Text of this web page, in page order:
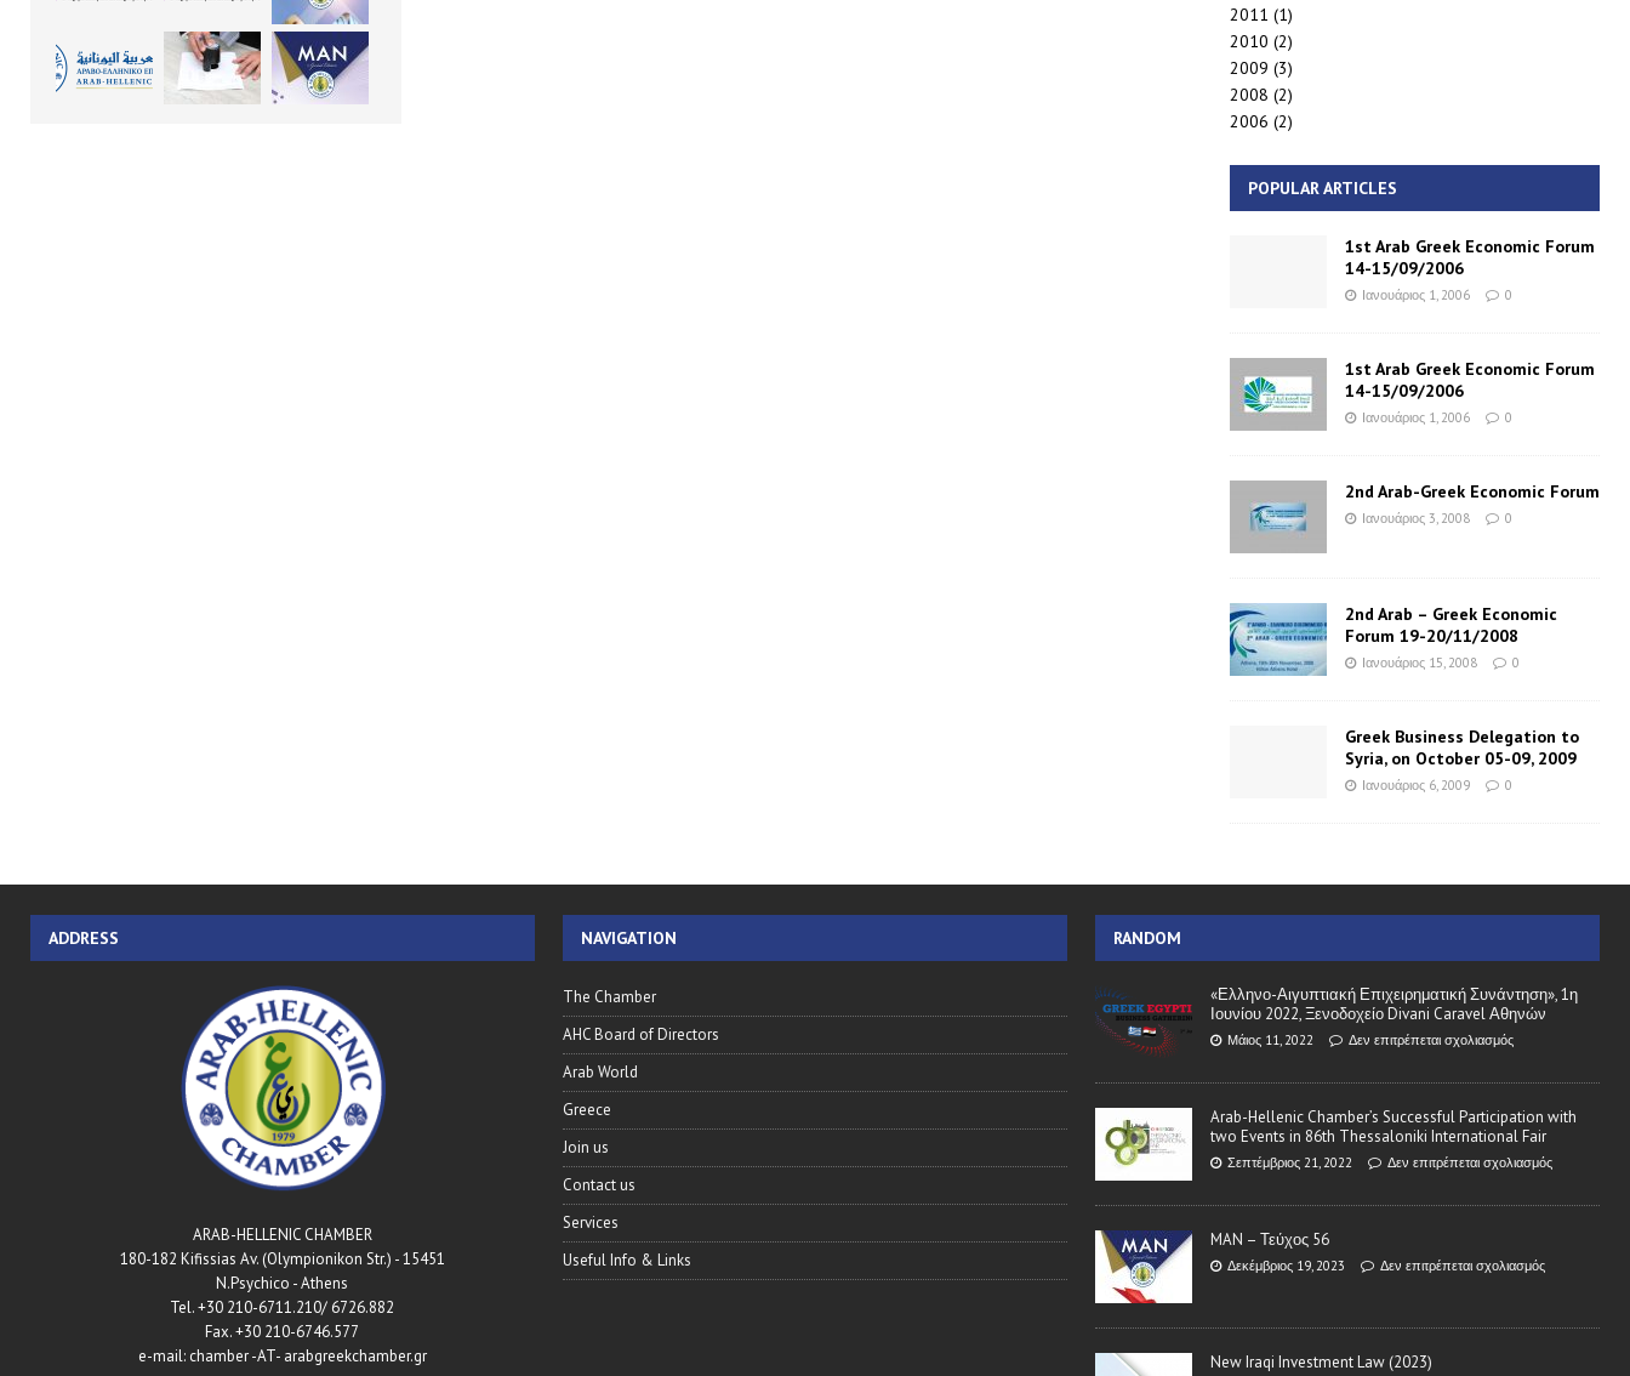
2011 (1)
2010 (2)
2009 (3)
2008 (2)
2006 (2)
POPULAR ARTICLES
1st Arab Greek Economic Forum
14-15/09/2006
Ιανουάριος 1, 2006 0
1st Arab Greek Economic Forum
14-15/09/2006
Ιανουάριος 1, 2006 0
2nd Arab-Greek Economic Forum
Ιανουάριος 3, 2008 0
2nd Arab – Greek Economic
Forum 19-20/11/2008
Ιανουάριος 15, 2008 0
Greek Business Delegation to
Syria, on October 05-09, 2009
Ιανουάριος 6, 2009 0
ADDRESS
ARAB-HELLENIC CHAMBER
180-182 Kifissias Av. (Olympionikon Str.) - 15451
N.Psychico - Athens
Tel. +30 210-6711.210/ 6726.882
Fax. +30 210-6746.577
e-mail: chamber -AT- arabgreekchamber.gr
NAVIGATION
The Chamber
AHC Board of Directors
Arab World
Greece
Join us
Contact us
Services
Useful Info & Links
RANDOM
«Ελληνο-Αιγυπτιακή Επιχειρηματική Συνάντηση», 1η
Ιουνίου 2022, Ξενοδοχείο Divani Caravel Αθηνών
Μάιος 11, 2022 Δεν επιτρέπεται σχολιασμός
Arab-Hellenic Chamber’s Successful Participation with
two Events in 86th Thessaloniki International Fair
Σεπτέμβριος 21, 2022 Δεν επιτρέπεται σχολιασμός
MAN – Τεύχος 56
Δεκέμβριος 19, 2023 Δεν επιτρέπεται σχολιασμός
New Iraqi Investment Law (2023)